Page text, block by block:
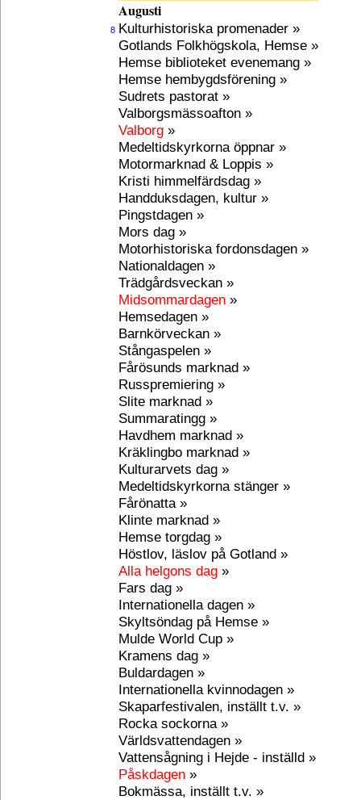
Augusti
8 Kulturhistoriska promenader »
Gotlands Folkhögskola, Hemse »
Hemse biblioteket evenemang »
Hemse hembygdsförening »
Sudrets pastorat »
Valborgsmässoafton »
Valborg »
Medeltidskyrkorna öppnar »
Motormarknad & Loppis »
Kristi himmelfärdsdag »
Handduksdagen, kultur »
Pingstdagen »
Mors dag »
Motorhistoriska fordonsdagen »
Nationaldagen »
Trädgårdsveckan »
Midsommardagen »
Hemsedagen »
Barnkörveckan »
Stångaspelen »
Fårösunds marknad »
Russpremiering »
Slite marknad »
Summaratingg »
Havdhem marknad »
Kräklingbo marknad »
Kulturarvets dag »
Medeltidskyrkorna stänger »
Fårönatta »
Klinte marknad »
Hemse torgdag »
Höstlov, läslov på Gotland »
Alla helgons dag »
Fars dag »
Internationella dagen »
Skyltsöndag på Hemse »
Mulde World Cup »
Kramens dag »
Buldardagen »
Internationella kvinnodagen »
Skaparfestivalen, inställt t.v. »
Rocka sockorna »
Världsvattendagen »
Vattensågning i Hejde - inställd »
Påskdagen »
Bokmässa, inställt t.v. »